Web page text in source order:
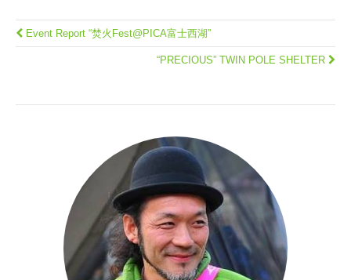
Event Report “焚火Fest@PICA富士西湖”
“PRECIOUS” TWIN POLE SHELTER